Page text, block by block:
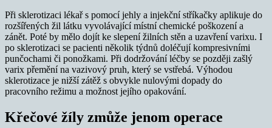
Při sklerotizaci lékař s pomocí jehly a injekční stříkačky aplikuje do
rozšířených žil látku vyvolávající místní chemické poškození a
zánět. Poté by mělo dojít ke slepení žilních stěn a uzavření varixu. I
po sklerotizaci se pacienti několik týdnů doléčují kompresivními
punčochami či ponožkami. Při dodržování léčby se později zašlý
varix přemění na vazivový pruh, který se vstřebá. Výhodou
sklerotizace je nižší zátěž s obvykle nulovými dopady do
pracovního režimu a možnost jejího opakování.
Křečové žíly zmůže jenom operace